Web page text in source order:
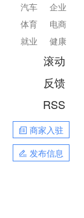
企业
电商
健康
汽车
体育
就业
滚动
反馈
RSS
商家入驻
发布信息